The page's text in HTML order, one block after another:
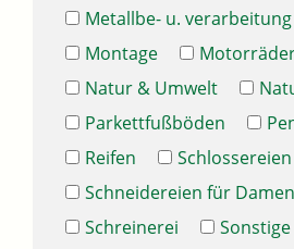
Metallbe- u. verarbeitung
Montage
Natur & Umwelt
Parkettfußböden
Reifen
Schlossereien
Schneidereien für
Schreinerei
Sonstige